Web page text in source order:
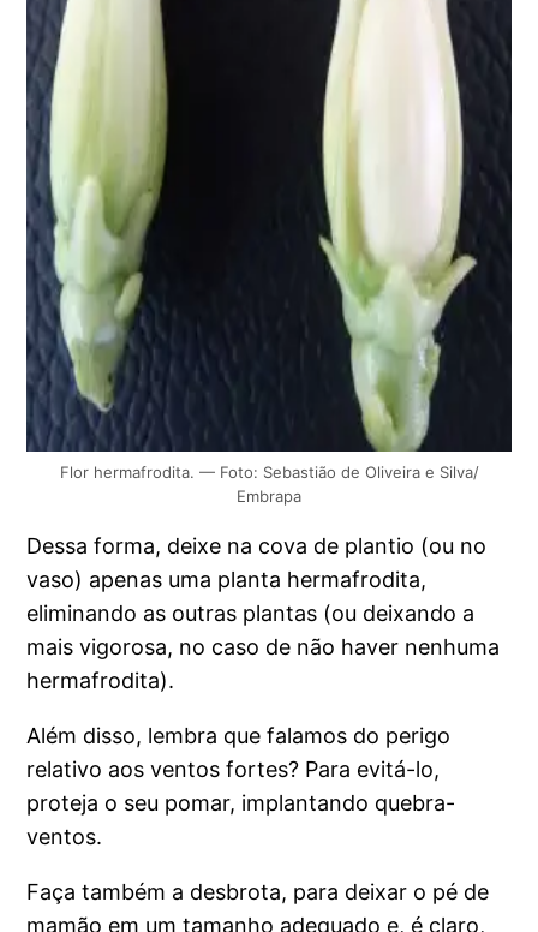
Flor hermafrodita. — Foto: Sebastião de Oliveira e Silva/
Embrapa
Dessa forma, deixe na cova de plantio (ou no
vaso) apenas uma planta hermafrodita,
eliminando as outras plantas (ou deixando a
mais vigorosa, no caso de não haver nenhuma
hermafrodita).
Além disso, lembra que falamos do perigo
relativo aos ventos fortes? Para evitá-lo,
proteja o seu pomar, implantando quebra-
ventos.
Faça também a desbrota, para deixar o pé de
mamão em um tamanho adequado e, é claro,